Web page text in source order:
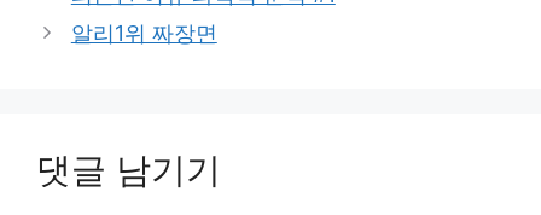
리
알리1위 짜장면
댓글 남기기